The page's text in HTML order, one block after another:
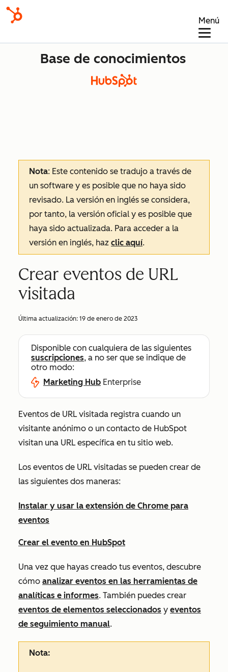
Menú
Base de conocimientos
Nota: Este contenido se tradujo a través de
un software y es posible que no haya sido
revisado. La versión en inglés se considera,
por tanto, la versión oficial y es posible que
haya sido actualizada. Para acceder a la
versión en inglés, haz clic aquí.
Crear eventos de URL
visitada
Última actualización: 19 de enero de 2023
Disponible con cualquiera de las siguientes
suscripciones, a no ser que se indique de
otro modo:
Marketing Hub Enterprise
Eventos de URL visitada registra cuando un
visitante anónimo o un contacto de HubSpot
visitan una URL específica en tu sitio web.
Los eventos de URL visitadas se pueden crear de
las siguientes dos maneras:
Instalar y usar la extensión de Chrome para
eventos
Crear el evento en HubSpot
Una vez que hayas creado tus eventos, descubre
cómo analizar eventos en las herramientas de
analíticas e informes. También puedes crear
eventos de elementos seleccionados y eventos
de seguimiento manual.
Nota: